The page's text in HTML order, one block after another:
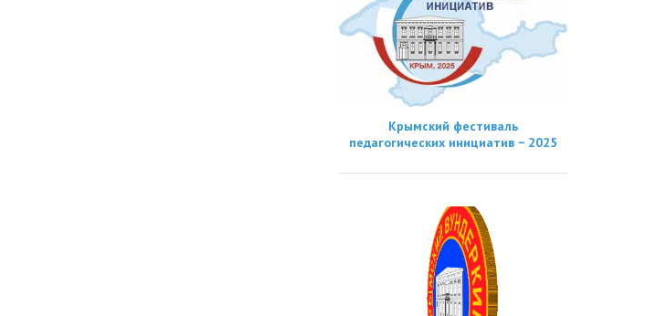
Крымский фестиваль
педагогических инициатив − 2025